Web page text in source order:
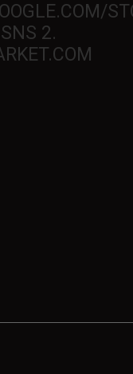
2.